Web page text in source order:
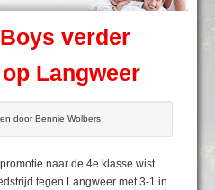
verder
Langweer
door Bennie Wolbers
naar de 4e klasse wist
tegen Langweer met 3-1 in